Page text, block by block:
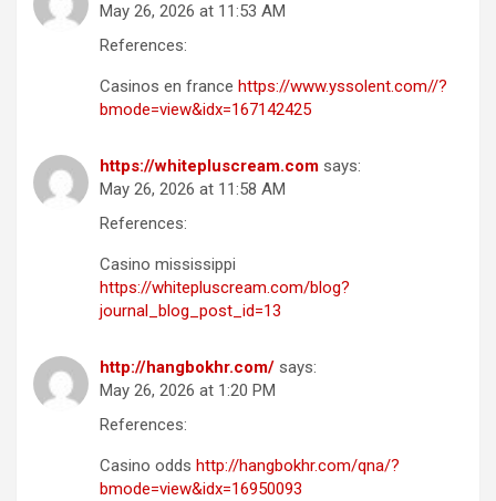
May 26, 2026 at 11:53 AM
References:
Casinos en france https://www.yssolent.com//?
bmode=view&idx=167142425
https://whitepluscream.com says:
May 26, 2026 at 11:58 AM
References:
Casino mississippi
https://whitepluscream.com/blog?
journal_blog_post_id=13
http://hangbokhr.com/ says:
May 26, 2026 at 1:20 PM
References:
Casino odds http://hangbokhr.com/qna/?
bmode=view&idx=16950093